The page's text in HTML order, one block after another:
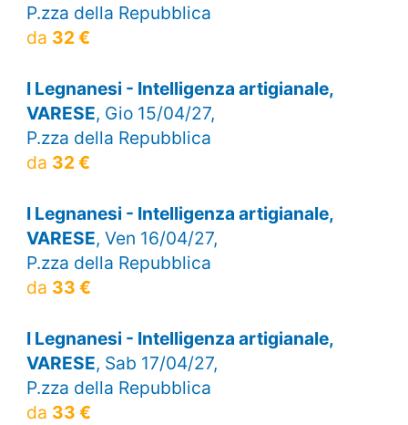
P.zza della Repubblica
da 32 €
I Legnanesi - Intelligenza artigianale,
VARESE, Gio 15/04/27,
P.zza della Repubblica
da 32 €
I Legnanesi - Intelligenza artigianale,
VARESE, Ven 16/04/27,
P.zza della Repubblica
da 33 €
I Legnanesi - Intelligenza artigianale,
VARESE, Sab 17/04/27,
P.zza della Repubblica
da 33 €